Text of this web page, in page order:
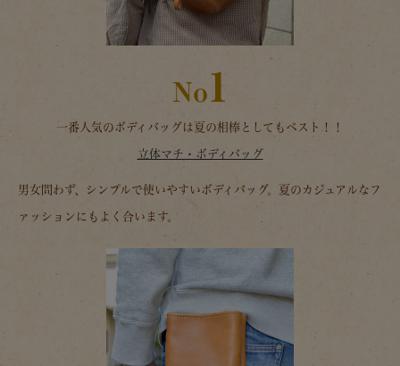
No1
一番人気のボディバッグは夏の相棒としてもベスト！！
立体マチ・ボディバッグ
男女問わず、シンプルで使いやすいボディバッグ。夏のカジュアルなフ
ァッションにもよく合います。